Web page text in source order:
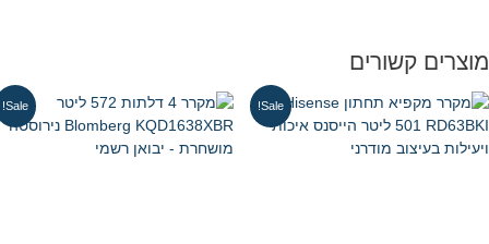
קשורים
Sale!
Sale!